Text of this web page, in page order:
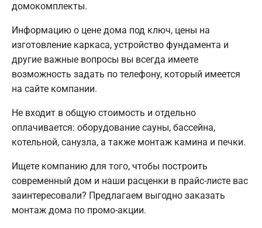
домокомплекты.
Информацию о цене дома под ключ, цены на
изготовление каркаса, устройство фундамента и
другие важные вопросы вы всегда имеете
возможность задать по телефону, который имеется
на сайте компании.
Не входит в общую стоимость и отдельно
оплачивается: оборудование сауны, бассейна,
котельной, санузла, а также монтаж камина и печки.
Ищете компанию для того, чтобы построить
современный дом и наши расценки в прайс-листе вас
заинтересовали? Предлагаем выгодно заказать
монтаж дома по промо-акции.